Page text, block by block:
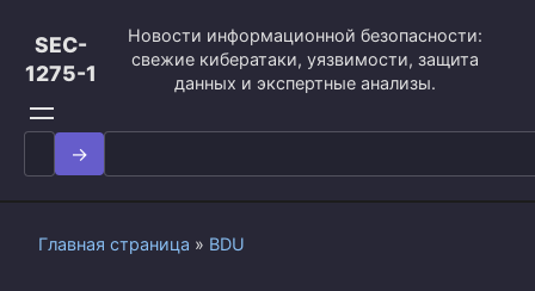
контенту
SEC-
1275-1
Новости информационной безопасности:
свежие кибератаки, уязвимости, защита
данных и экспертные анализы.
Search
for:
Главная страница » BDU